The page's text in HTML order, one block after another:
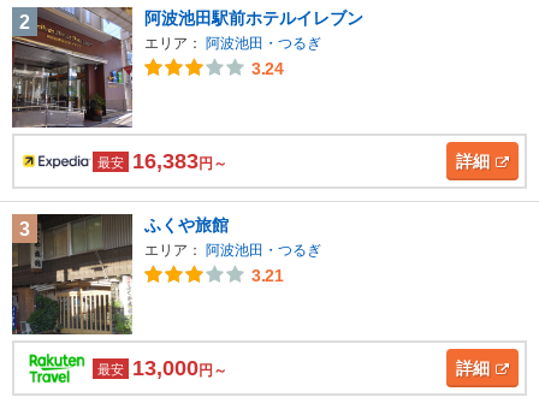
2 阿波池田駅前ホテルイレブン
エリア： 阿波池田・つるぎ
3.24
最安 16,383円～ 詳細
3 ふくや旅館
エリア： 阿波池田・つるぎ
3.21
最安 13,000円～ 詳細